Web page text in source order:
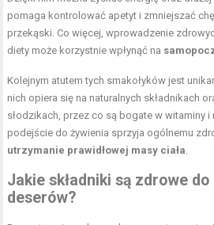
pomaga kontrolować apetyt i zmniejszać
przekąski. Co więcej, wprowadzenie
diety może korzystnie wpłynąć na
Kolejnym atutem tych smakołyków jest
nich opiera się na naturalnych składnikach
słodzikach, przez co są bogate w witaminy i
podejście do żywienia sprzyja ogólnemu
utrzymanie prawidłowej masy ciała
Jakie składniki są zdrowe
deserów?